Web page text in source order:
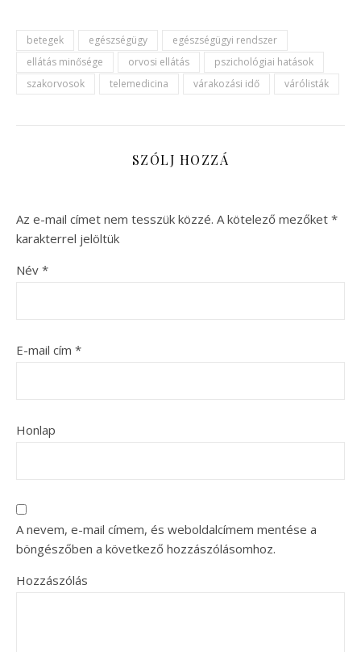
betegek egészségügy
egészségügyi rendszer
ellátás minősége
orvosi ellátás
pszichológiai hatások
szakorvosok
telemedicina várakozási idő várólisták
SZÓLJ HOZZÁ
Az e-mail címet nem tesszük közzé. A kötelező mezőket *
karakterrel jelöltük
Név *
E-mail cím *
Honlap
A nevem, e-mail címem, és weboldalcímem mentése a
böngészőben a következő hozzászólásomhoz.
Hozzászólás